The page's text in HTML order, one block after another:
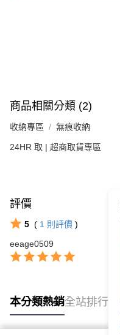
商品相關分類 (2)
收納專區 無痕收納
24HR 取 | 超商取貨專區
評價
5 ( 1 則評價 )
eeage0509
本分類熱銷全站排行